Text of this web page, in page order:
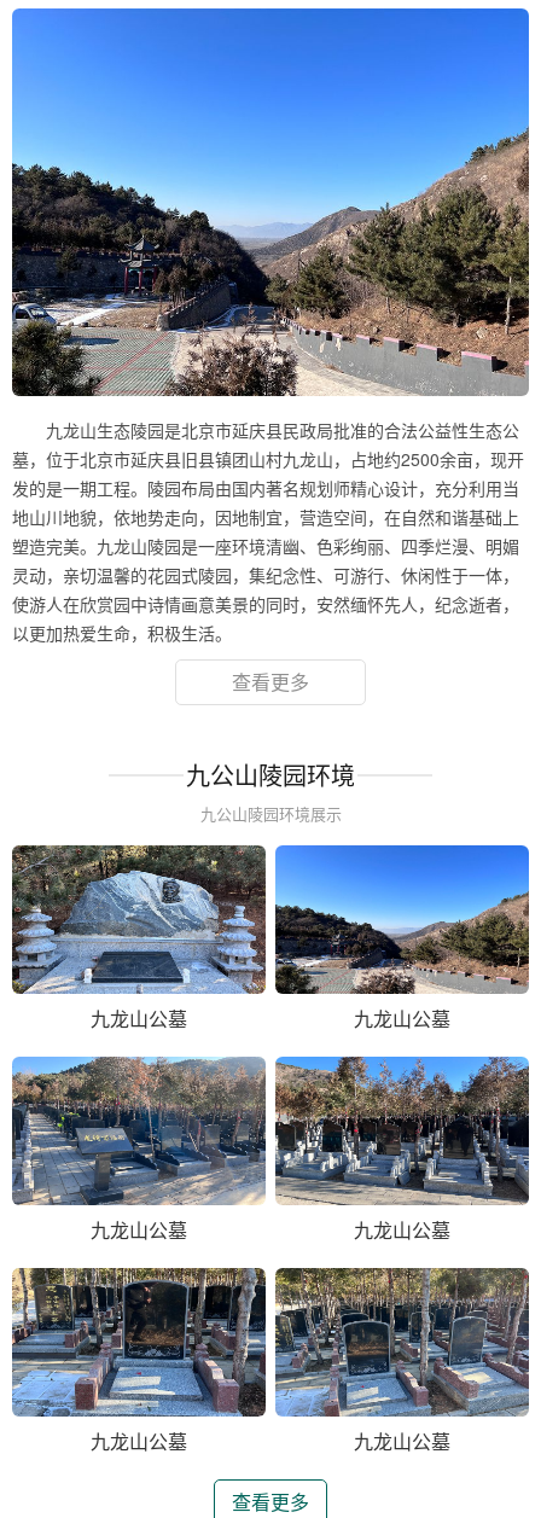
九龙山生态陵园是北京市延庆县民政局批准的合法公益性生态公
墓，位于北京市延庆县旧县镇团山村九龙山，占地约2500余亩，现开
发的是一期工程。陵园布局由国内著名规划师精心设计，充分利用当
地山川地貌，依地势走向，因地制宜，营造空间，在自然和谐基础上
塑造完美。九龙山陵园是一座环境清幽、色彩绚丽、四季烂漫、明媚
灵动，亲切温馨的花园式陵园，集纪念性、可游行、休闲性于一体，
使游人在欣赏园中诗情画意美景的同时，安然缅怀先人，纪念逝者，
以更加热爱生命，积极生活。
查看更多
九公山陵园环境
九公山陵园环境展示
九龙山公墓 九龙山公墓
九龙山公墓 九龙山公墓
九龙山公墓 九龙山公墓
查看更多